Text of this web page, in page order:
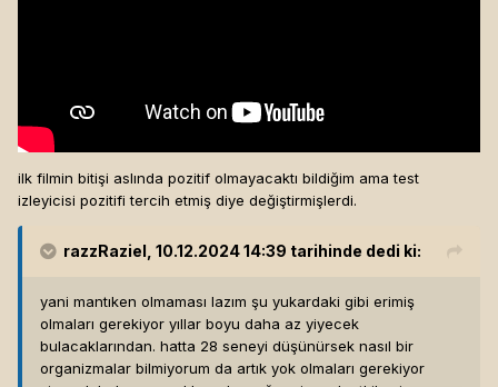
ilk filmin bitişi aslında pozitif olmayacaktı bildiğim ama test
izleyicisi pozitifi tercih etmiş diye değiştirmişlerdi.
razzRaziel , 10.12.2024 14:39 tarihinde dedi ki:
yani mantıken olmaması lazım şu yukardaki gibi erimiş
olmaları gerekiyor yıllar boyu daha az yiyecek
bulacaklarından. hatta 28 seneyi düşünürsek nasıl bir
organizmalar bilmiyorum da artık yok olmaları gerekiyor